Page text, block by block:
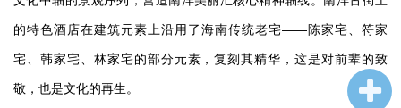
的特色酒店在建筑元素上沿用了海南传统老宅——陈家宅、符家
宅、韩家宅、林家宅的部分元素，复刻其精华，这是对前辈的致
敬，也是文化的再生。